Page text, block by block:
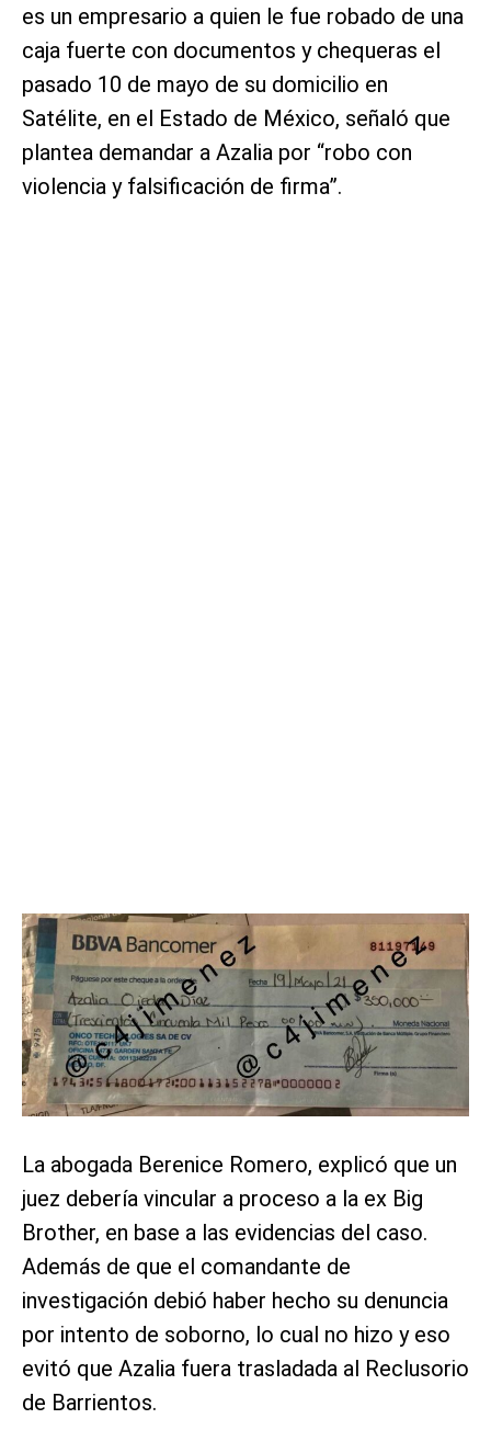
es un empresario a quien le fue robado de una
caja fuerte con documentos y chequeras el
pasado 10 de mayo de su domicilio en
Satélite, en el Estado de México, señaló que
plantea demandar a Azalia por “robo con
violencia y falsificación de firma”.
La abogada Berenice Romero, explicó que un
juez debería vincular a proceso a la ex Big
Brother, en base a las evidencias del caso.
Además de que el comandante de
investigación debió haber hecho su denuncia
por intento de soborno, lo cual no hizo y eso
evitó que Azalia fuera trasladada al Reclusorio
de Barrientos.